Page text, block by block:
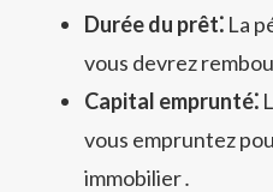
Durée du prêt⁚ La
vous devrez
Capital emprunté⁚
vous empruntez
immobilier․